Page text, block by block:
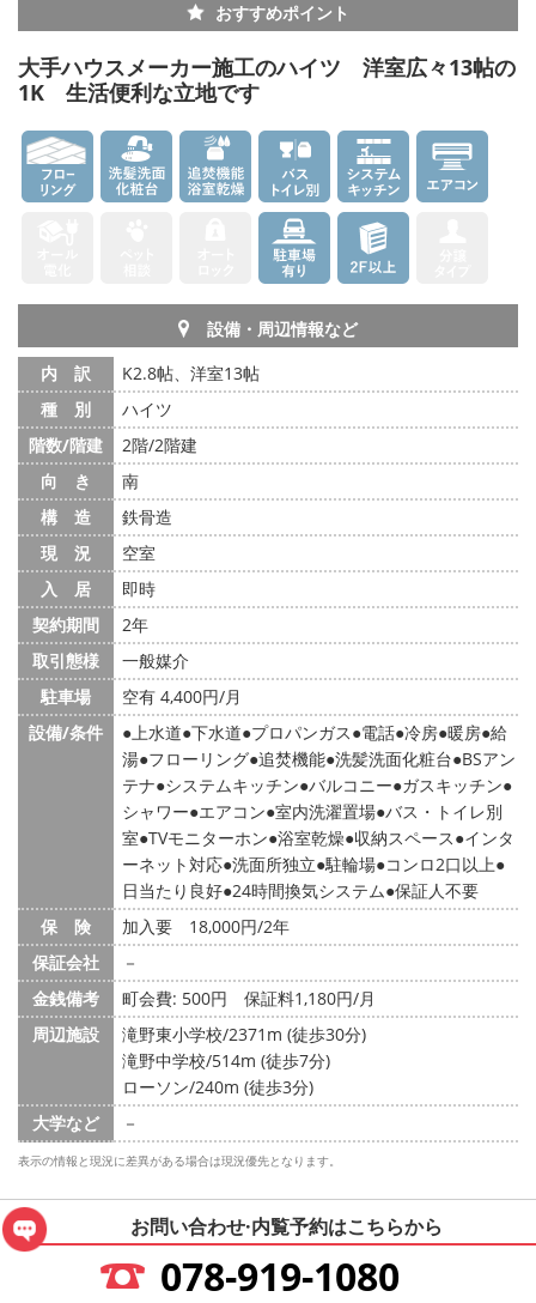
おすすめポイント
大手ハウスメーカー施工のハイツ 洋室広々13帖の
1K 生活便利な立地です
設備・周辺情報など
内 訳
K2.8帖、洋室13帖
種 別
ハイツ
階数/階建
2階/2階建
向 き
南
構 造
鉄骨造
現 況
空室
入 居
即時
契約期間
2年
取引態様
一般媒介
駐車場
空有 4,400円/月
設備/条件
上水道 下水道 プロパンガス 電話 冷房 暖房 給
湯 フローリング 追焚機能 洗髪洗面化粧台 BSアン
テナ システムキッチン バルコニー ガスキッチン
シャワー エアコン 室内洗濯置場 バス・トイレ別
室 TVモニターホン 浴室乾燥 収納スペース インタ
ーネット対応 洗面所独立 駐輪場 コンロ2口以上
日当たり良好 24時間換気システム 保証人不要
保 険
加入要 18,000円/2年
保証会社
－
金銭備考
町会費: 500円
保証料1,180円/月
周辺施設
滝野東小学校/2371m (徒歩30分)
滝野中学校/514m (徒歩7分)
ローソン/240m (徒歩3分)
大学など
－
表示の情報と現況に差異がある場合は現況優先となります。
お問い合わせ·内覧予約はこちらから
078-919-1080